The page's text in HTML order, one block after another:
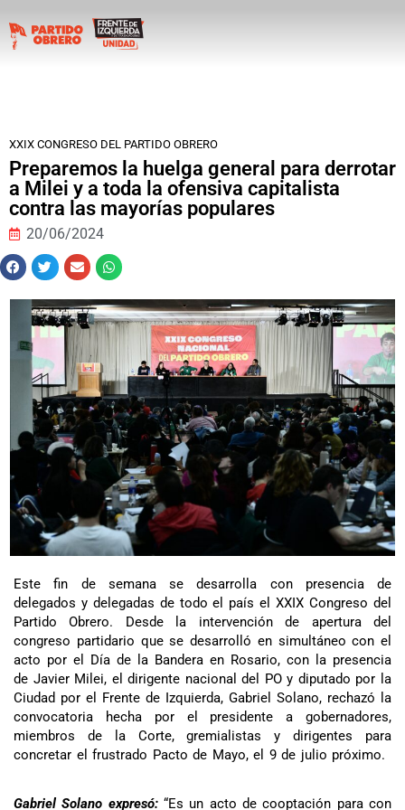
XXIX CONGRESO DEL PARTIDO OBRERO
Preparemos la huelga general para derrotar
a Milei y a toda la ofensiva capitalista
contra las mayorías populares
20/06/2024
Este fin de semana se desarrolla con presencia de
delegados y delegadas de todo el país el XXIX Congreso del
Partido Obrero. Desde la intervención de apertura del
congreso partidario que se desarrolló en simultáneo con el
acto por el Día de la Bandera en Rosario, con la presencia
de Javier Milei, el dirigente nacional del PO y diputado por la
Ciudad por el Frente de Izquierda, Gabriel Solano, rechazó la
convocatoria hecha por el presidente a gobernadores,
miembros de la Corte, gremialistas y dirigentes para
concretar el frustrado Pacto de Mayo, el 9 de julio próximo.
Gabriel Solano expresó:“Es un acto de cooptación para con